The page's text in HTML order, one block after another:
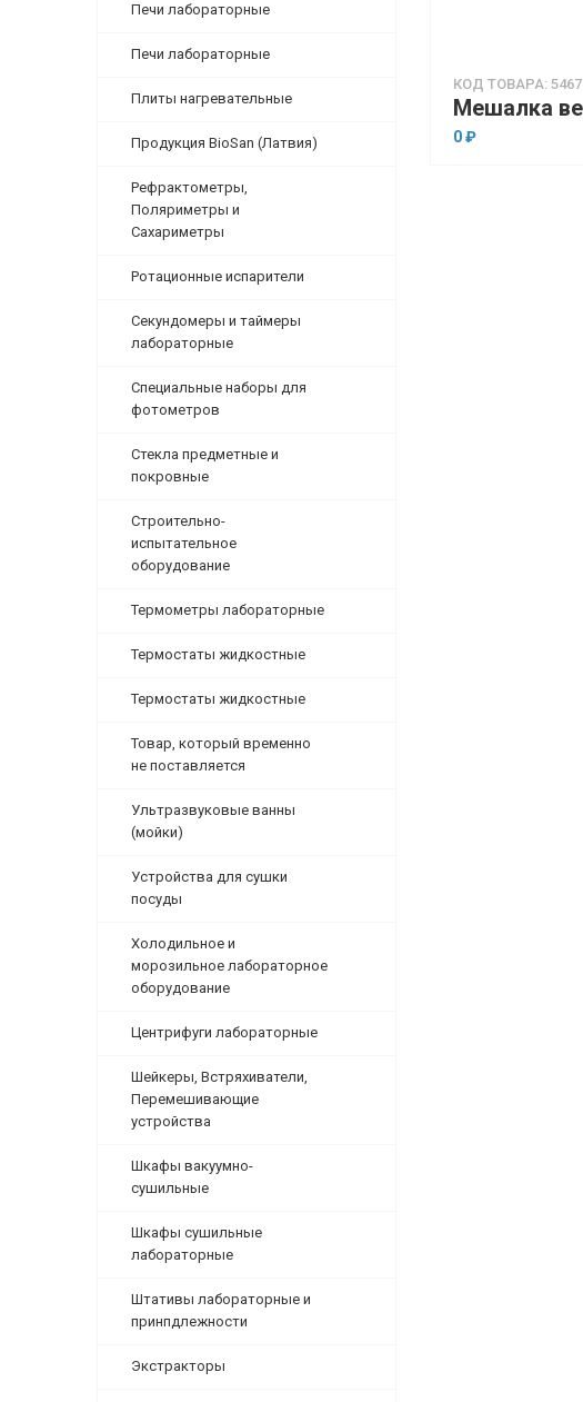
Печи лабораторные
Печи лабораторные
Плиты нагревательные
Продукция BioSan (Латвия)
Рефрактометры,
Поляриметры и
Сахариметры
Ротационные испарители
Секундомеры и таймеры
лабораторные
Специальные наборы для
фотометров
Стекла предметные и
покровные
Строительно-
испытательное
оборудование
Термометры лабораторные
Термостаты жидкостные
Термостаты жидкостные
Товар, который временно
не поставляется
Ультразвуковые ванны
(мойки)
Устройства для сушки
посуды
Холодильное и
морозильное лабораторное
оборудование
Центрифуги лабораторные
Шейкеры, Встряхиватели,
Перемешивающие
устройства
Шкафы вакуумно-
сушильные
Шкафы сушильные
лабораторные
Штативы лабораторные и
принпдлежности
Экстракторы
КОД ТОВАРА: 5467
0 ₽